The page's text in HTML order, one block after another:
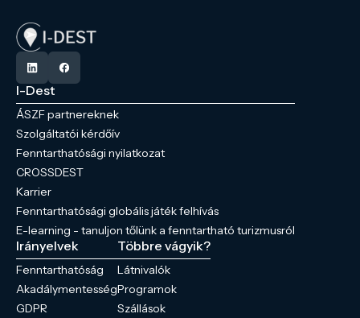
I-Dest
ÁSZF partnereknek
Szolgáltatói kérdőív
Fenntarthatósági nyilatkozat
CROSSDEST
Karrier
Fenntarthatósági globális játék felhívás
E-learning - tanuljon tőlünk a fenntartható turizmusról
Irányelvek
Fenntarthatóság
Akadálymentesség
GDPR
Többre vágyik?
Látnivalók
Programok
Szállások